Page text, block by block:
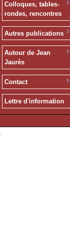
Colloques, tables-
rondes, rencontres
Autres publications
Autour de Jean
Jaurès
Contact
Lettre d'information